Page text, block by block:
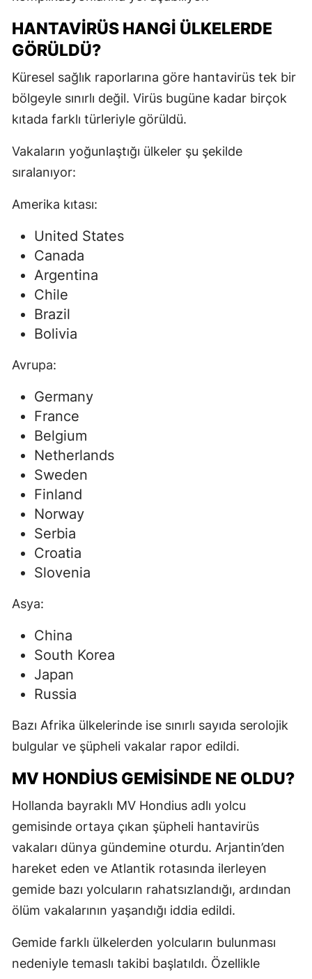
HANTAVIRÜS HANGI ÜLKELERDE
GÖRÜLDÜ?
Küresel sağlık raporlarına göre hantavirüs tek bir
bölgeyle sınırlı değil. Virüs bugüne kadar birçok
kıtada farklı türleriyle görüldü.
Vakaların yoğunlaştığı ülkeler şu şekilde
sıralanıyor:
Amerika kıtası:
United States
Canada
Argentina
Chile
Brazil
Bolivia
Avrupa:
Germany
France
Belgium
Netherlands
Sweden
Finland
Norway
Serbia
Croatia
Slovenia
Asya:
China
South Korea
Japan
Russia
Bazı Afrika ülkelerinde ise sınırlı sayıda serolojik
bulgular ve şüpheli vakalar rapor edildi.
MV HONDIUS GEMISINDE NE OLDU?
Hollanda bayraklı MV Hondius adlı yolcu
gemisinde ortaya çıkan şüpheli hantavirüs
vakaları dünya gündemine oturdu. Arjantin’den
hareket eden ve Atlantik rotasında ilerleyen
gemide bazı yolcuların rahatsızlandığı, ardından
ölüm vakalarının yaşandığı iddia edildi.
Gemide farklı ülkelerden yolcuların bulunması
nedeniyle temaslı takibi başlatıldı. Özellikle